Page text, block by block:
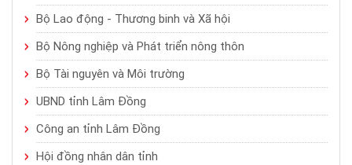
Bộ Lao động - Thương binh và Xã hội
Bộ Nông nghiệp và Phát triển nông thôn
Bộ Tài nguyên và Môi trường
UBND tỉnh Lâm Đồng
Công an tỉnh Lâm Đồng
Hội đồng nhân dân tỉnh